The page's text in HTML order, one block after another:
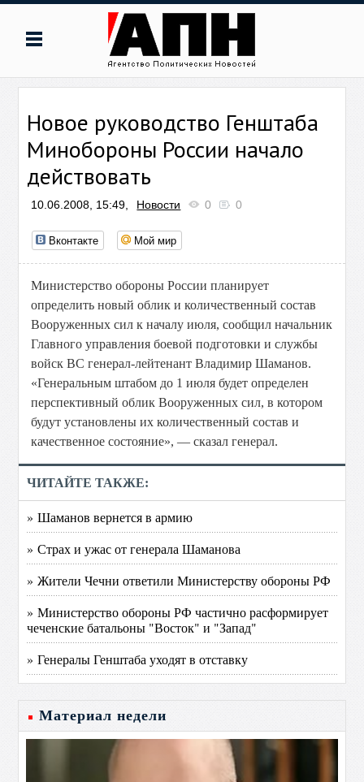
Новое руководство Генштаба
Минобороны России начало
действовать
10.06.2008, 15:49, Новости 0 0
Вконтакте Мой мир
Министерство обороны России планирует
определить новый облик и количественный состав
Вооруженных сил к началу июля, сообщил начальник
Главного управления боевой подготовки и службы
войск ВС генерал-лейтенант Владимир Шаманов.
«Генеральным штабом до 1 июля будет определен
перспективный облик Вооруженных сил, в котором
будут установлены их количественный состав и
качественное состояние», — сказал генерал.
ЧИТАЙТЕ ТАКЖЕ:
» Шаманов вернется в армию
» Страх и ужас от генерала Шаманова
» Жители Чечни ответили Министерству обороны РФ
» Министерство обороны РФ частично расформирует
чеченские батальоны "Восток" и "Запад"
» Генералы Генштаба уходят в отставку
Материал недели